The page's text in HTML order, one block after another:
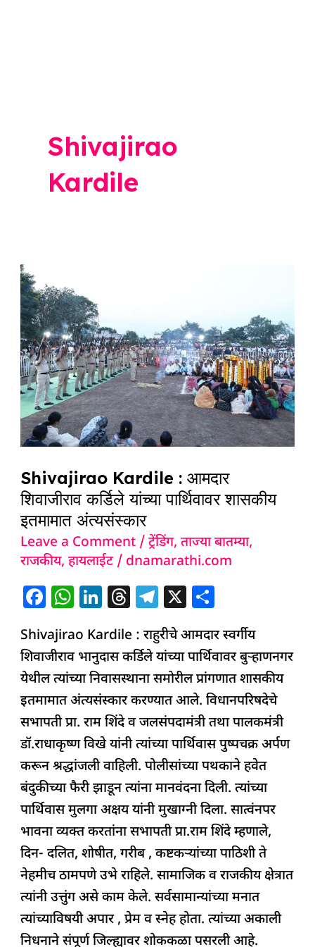
Shivajirao
Kardile
Shivajirao Kardile : आमदार
शिवाजीराव कर्डिले यांच्या पार्थिवावर शासकीय
इतमामात अंत्यसंस्कार
Leave a Comment /ट्रेंडिंग,ताज्या बातम्या,
राजकीय,हायलाईट/ dnamarathi.com
F
c
e
b
o
o
k
W
at
s
A
p
p
Li
k
e
dI
n
T
re
a
d
s
T
el
e
g
ra
m
X
ar
e
Shivajirao Kardile : राहुरीचे आमदार स्वर्गीय
शिवाजीराव भानुदास कर्डिले यांच्या पार्थिवावर बुऱ्हाणनगर
येथील त्यांच्या निवासस्थाना समोरील प्रांगणात शासकीय
इतमामात अंत्यसंस्कार करण्यात आले. विधानपरिषदेचे
सभापती प्रा. राम शिंदे व जलसंपदामंत्री तथा पालकमंत्री
डॉ.राधाकृष्ण विखे यांनी त्यांच्या पार्थिवास पुष्पचक्र अर्पण
करून श्रद्धांजली वाहिली. पोलीसांच्या पथकाने हवेत
बंदुकीच्या फैरी झाडून त्यांना मानवंदना दिली. त्यांच्या
पार्थिवास मुलगा अक्षय यांनी मुखाग्नी दिला‌. सात्वंनपर
भावना व्यक्त करतांना सभापती प्रा.राम शिंदे म्हणाले,
दिन- दलित, शोषीत, गरीब , कष्टकऱ्यांच्या पाठिशी ते
नेहमीच ठामपणे उभे राहिले. सामाजिक व राजकीय क्षेत्रात
त्यांनी उत्तुंग असे काम केले. सर्वसामान्यांच्या मनात
त्यांच्याविषयी अपार , प्रेम व स्नेह होता. त्यांच्या अकाली
निधनाने संपूर्ण जिल्ह्यावर शोककळा पसरली आहे.
Shivajirao
Kardile
:
आमदार
शिवाजीराव
कर्डिले
यांच्या
पार्थिवावर
शासकीय
इतमामात
अंत्यसंस्कार